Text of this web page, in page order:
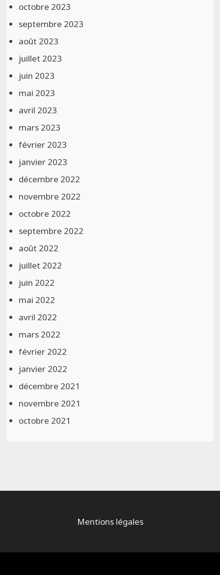
octobre 2023
septembre 2023
août 2023
juillet 2023
juin 2023
mai 2023
avril 2023
mars 2023
février 2023
janvier 2023
décembre 2022
novembre 2022
octobre 2022
septembre 2022
août 2022
juillet 2022
juin 2022
mai 2022
avril 2022
mars 2022
février 2022
janvier 2022
décembre 2021
novembre 2021
octobre 2021
Mentions légales